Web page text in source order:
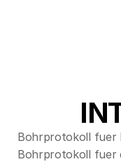
Bohrprotokoll fuer
Bohrprotokoll fuer